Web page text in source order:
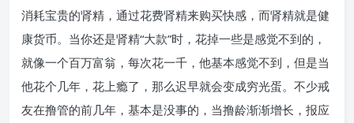
消耗宝贵的肾精，通过花费肾精来购买快感，而肾精就是健
康货币。当你还是肾精“大款”时，花掉一些是感觉不到的，
就像一个百万富翁，每次花一千，他基本感觉不到，但是当
他花个几年，花上瘾了，那么迟早就会变成穷光蛋。不少戒
友在撸管的前几年，基本是没事的，当撸龄渐渐增长，报应